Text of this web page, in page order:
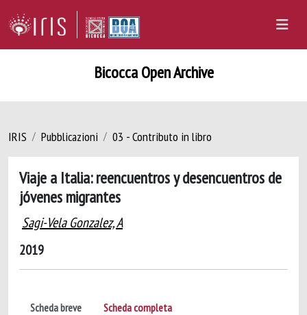
Bicocca Open Archive
IRIS Pubblicazioni 03 - Contributo in libro
Viaje a Italia: reencuentros y desencuentros de
jóvenes migrantes
Sagi-Vela Gonzalez, A
2019
Scheda breve Scheda completa